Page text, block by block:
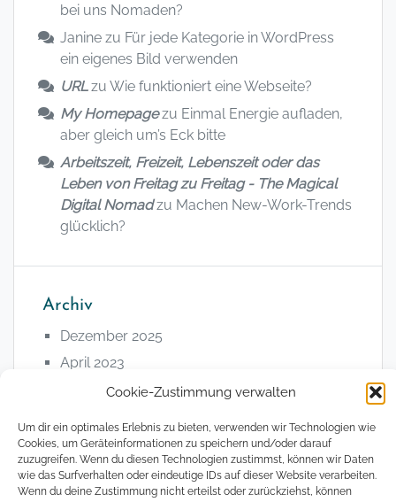
Cookie-Zustimmung verwalten
Um dir ein optimales Erlebnis zu bieten, verwenden wir Technologien wie
Cookies, um Geräteinformationen zu speichern und/oder darauf
zuzugreifen. Wenn du diesen Technologien zustimmst, können wir Daten
wie das Surfverhalten oder eindeutige IDs auf dieser Website verarbeiten.
Wenn du deine Zustimmung nicht erteilst oder zurückziehst, können
bei uns Nomaden?
Janine zu Für jede Kategorie in WordPress
ein eigenes Bild verwenden
URLzu Wie funktioniert eine Webseite?
My Homepagezu Einmal Energie aufladen,
aber gleich um’s Eck bitte
Arbeitszeit, Freizeit, Lebenszeit oder das
Leben von Freitag zu Freitag - The Magical
Digital Nomadzu Machen New-Work-Trends
glücklich?
Archiv
Dezember 2025
April 2023
Februar 2023
Februar 2022
Januar 2022
August 2021